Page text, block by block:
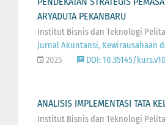
ARYADUTA PEKANBARU
Institut Bisnis dan Teknologi
Jurnal Akuntansi, Kewirausahaan
2025
DOI: 10.35145/
ANALISIS IMPLEMENTASI TATA
Institut Bisnis dan Teknologi